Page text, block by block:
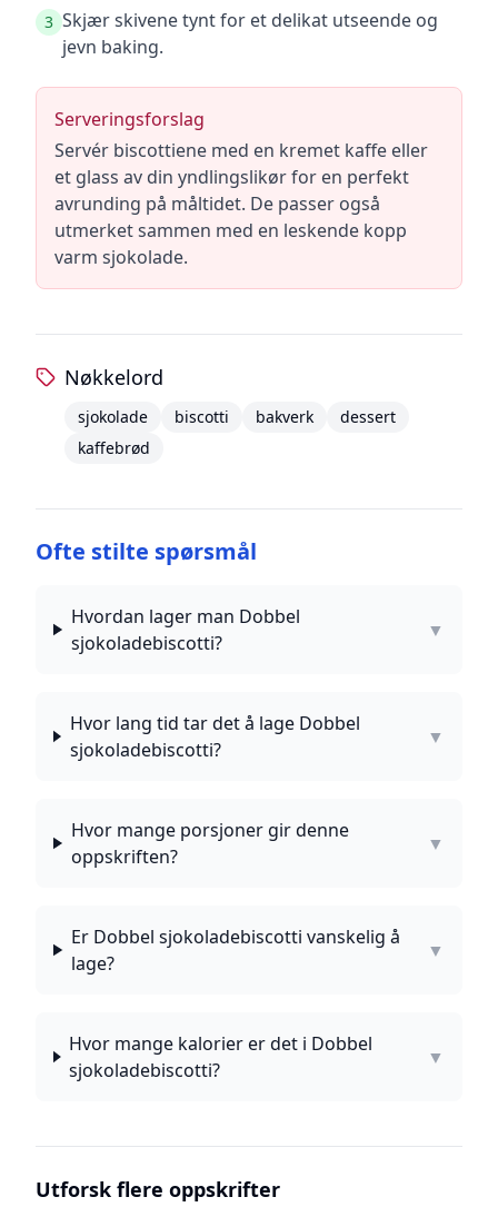
3 Skjær skivene tynt for et delikat utseende og
jevn baking.
Serveringsforslag
Servér biscottiene med en kremet kaffe eller
et glass av din yndlingslikør for en perfekt
avrunding på måltidet. De passer også
utmerket sammen med en leskende kopp
varm sjokolade.
Nøkkelord
sjokolade biscotti bakverk
dessert
kaffebrød
Ofte stilte spørsmål
Hvordan lager man Dobbel
sjokoladebiscotti?
▼
Hvor lang tid tar det å lage Dobbel
sjokoladebiscotti?
▼
Hvor mange porsjoner gir denne
oppskriften?
▼
Er Dobbel sjokoladebiscotti vanskelig å
lage?
▼
Hvor mange kalorier er det i Dobbel
sjokoladebiscotti?
▼
Utforsk flere oppskrifter